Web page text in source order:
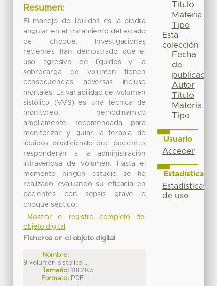
Resumen:
El manejo de líquidos es la piedra
angular en el tratamiento del estado
de choque. Investigaciones
recientes han demostrado que el
uso agresivo de líquidos y la
sobrecarga de volumen tienen
consecuencias adversas incluso
mortales. La variabilidad del volumen
sistólico (VVS) es una técnica de
monitoreo hemodinámico
ampliamente recomendada para
monitorizar y guiar la terapia de
líquidos prediciendo que pacientes
responderán a la administración
intravenosa de volumen. Hasta el
momento ningún estudio se ha
realizado evaluando su eficacia en
pacientes con sepsis grave o
choque séptico.
Mostrar el registro completo del
objeto digital
Ficheros en el objeto digital
Nombre:
9 volumen sistolico ...
Tamaño: 118.2Kb
Formato: PDF
Título
Materia
Tipo
Esta
colección
Fecha
de
publicación
Autor
Título
Materia
Tipo
Usuario
Acceder
Estadísticas
Estadísticas
de uso